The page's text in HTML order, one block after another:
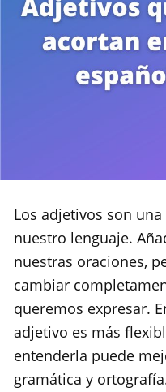
Los adjetivos son
nuestro lenguaje.
nuestras oraciones,
cambiar
queremos expresar.
adjetivo es más
entenderla puede
gramática y